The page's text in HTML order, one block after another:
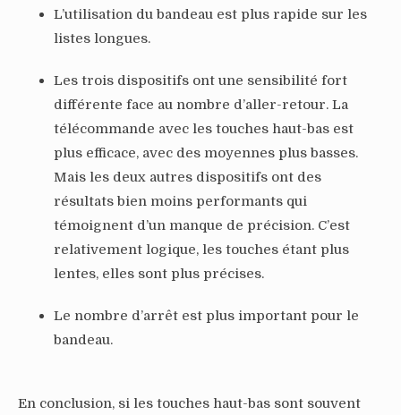
L’utilisation du bandeau est plus rapide sur les
listes longues.
Les trois dispositifs ont une sensibilité fort
différente face au nombre d’aller-retour. La
télécommande avec les touches haut-bas est
plus efficace, avec des moyennes plus basses.
Mais les deux autres dispositifs ont des
résultats bien moins performants qui
témoignent d’un manque de précision. C’est
relativement logique, les touches étant plus
lentes, elles sont plus précises.
Le nombre d’arrêt est plus important pour le
bandeau.
En conclusion, si les touches haut-bas sont souvent